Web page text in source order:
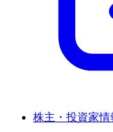
株主・投資家情